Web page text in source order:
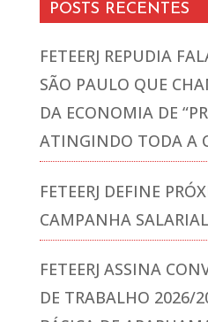
POSTS RECENTES
FETEERJ REPUDIA
SÃO PAULO QUE
DA ECONOMIA DE
ATINGINDO TODA A
FETEERJ DEFINE
CAMPANHA
FETEERJ ASSINA
DE TRABALHO 2026/